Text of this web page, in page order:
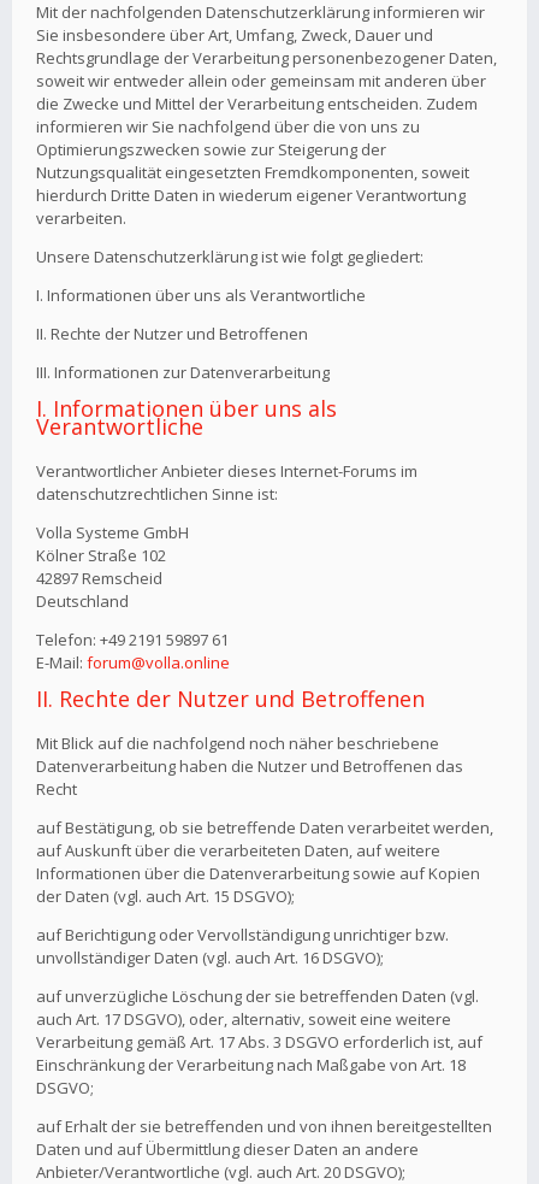
Mit der nachfolgenden Datenschutzerklärung informieren wir
Sie insbesondere über Art, Umfang, Zweck, Dauer und
Rechtsgrundlage der Verarbeitung personenbezogener Daten,
soweit wir entweder allein oder gemeinsam mit anderen über
die Zwecke und Mittel der Verarbeitung entscheiden. Zudem
informieren wir Sie nachfolgend über die von uns zu
Optimierungszwecken sowie zur Steigerung der
Nutzungsqualität eingesetzten Fremdkomponenten, soweit
hierdurch Dritte Daten in wiederum eigener Verantwortung
verarbeiten.
Unsere Datenschutzerklärung ist wie folgt gegliedert:
I. Informationen über uns als Verantwortliche
II. Rechte der Nutzer und Betroffenen
III. Informationen zur Datenverarbeitung
I. Informationen über uns als
Verantwortliche
Verantwortlicher Anbieter dieses Internet-Forums im
datenschutzrechtlichen Sinne ist:
Volla Systeme GmbH
Kölner Straße 102
42897 Remscheid
Deutschland
Telefon: +49 2191 59897 61
E-Mail: forum@volla.online
II. Rechte der Nutzer und Betroffenen
Mit Blick auf die nachfolgend noch näher beschriebene
Datenverarbeitung haben die Nutzer und Betroffenen das
Recht
auf Bestätigung, ob sie betreffende Daten verarbeitet werden,
auf Auskunft über die verarbeiteten Daten, auf weitere
Informationen über die Datenverarbeitung sowie auf Kopien
der Daten (vgl. auch Art. 15 DSGVO);
auf Berichtigung oder Vervollständigung unrichtiger bzw.
unvollständiger Daten (vgl. auch Art. 16 DSGVO);
auf unverzügliche Löschung der sie betreffenden Daten (vgl.
auch Art. 17 DSGVO), oder, alternativ, soweit eine weitere
Verarbeitung gemäß Art. 17 Abs. 3 DSGVO erforderlich ist, auf
Einschränkung der Verarbeitung nach Maßgabe von Art. 18
DSGVO;
auf Erhalt der sie betreffenden und von ihnen bereitgestellten
Daten und auf Übermittlung dieser Daten an andere
Anbieter/Verantwortliche (vgl. auch Art. 20 DSGVO);